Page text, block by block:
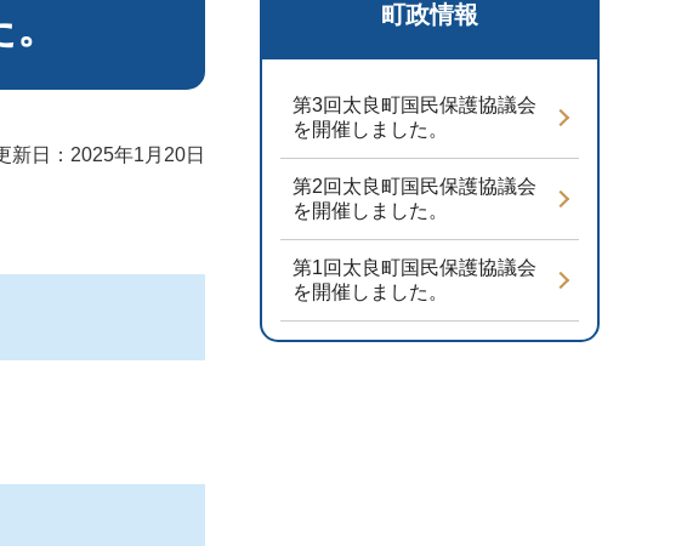
町政情報
第3回太良町国民保護協議会
を開催しました。
第2回太良町国民保護協議会
を開催しました。
第1回太良町国民保護協議会
を開催しました。
新日：2025年1月20日